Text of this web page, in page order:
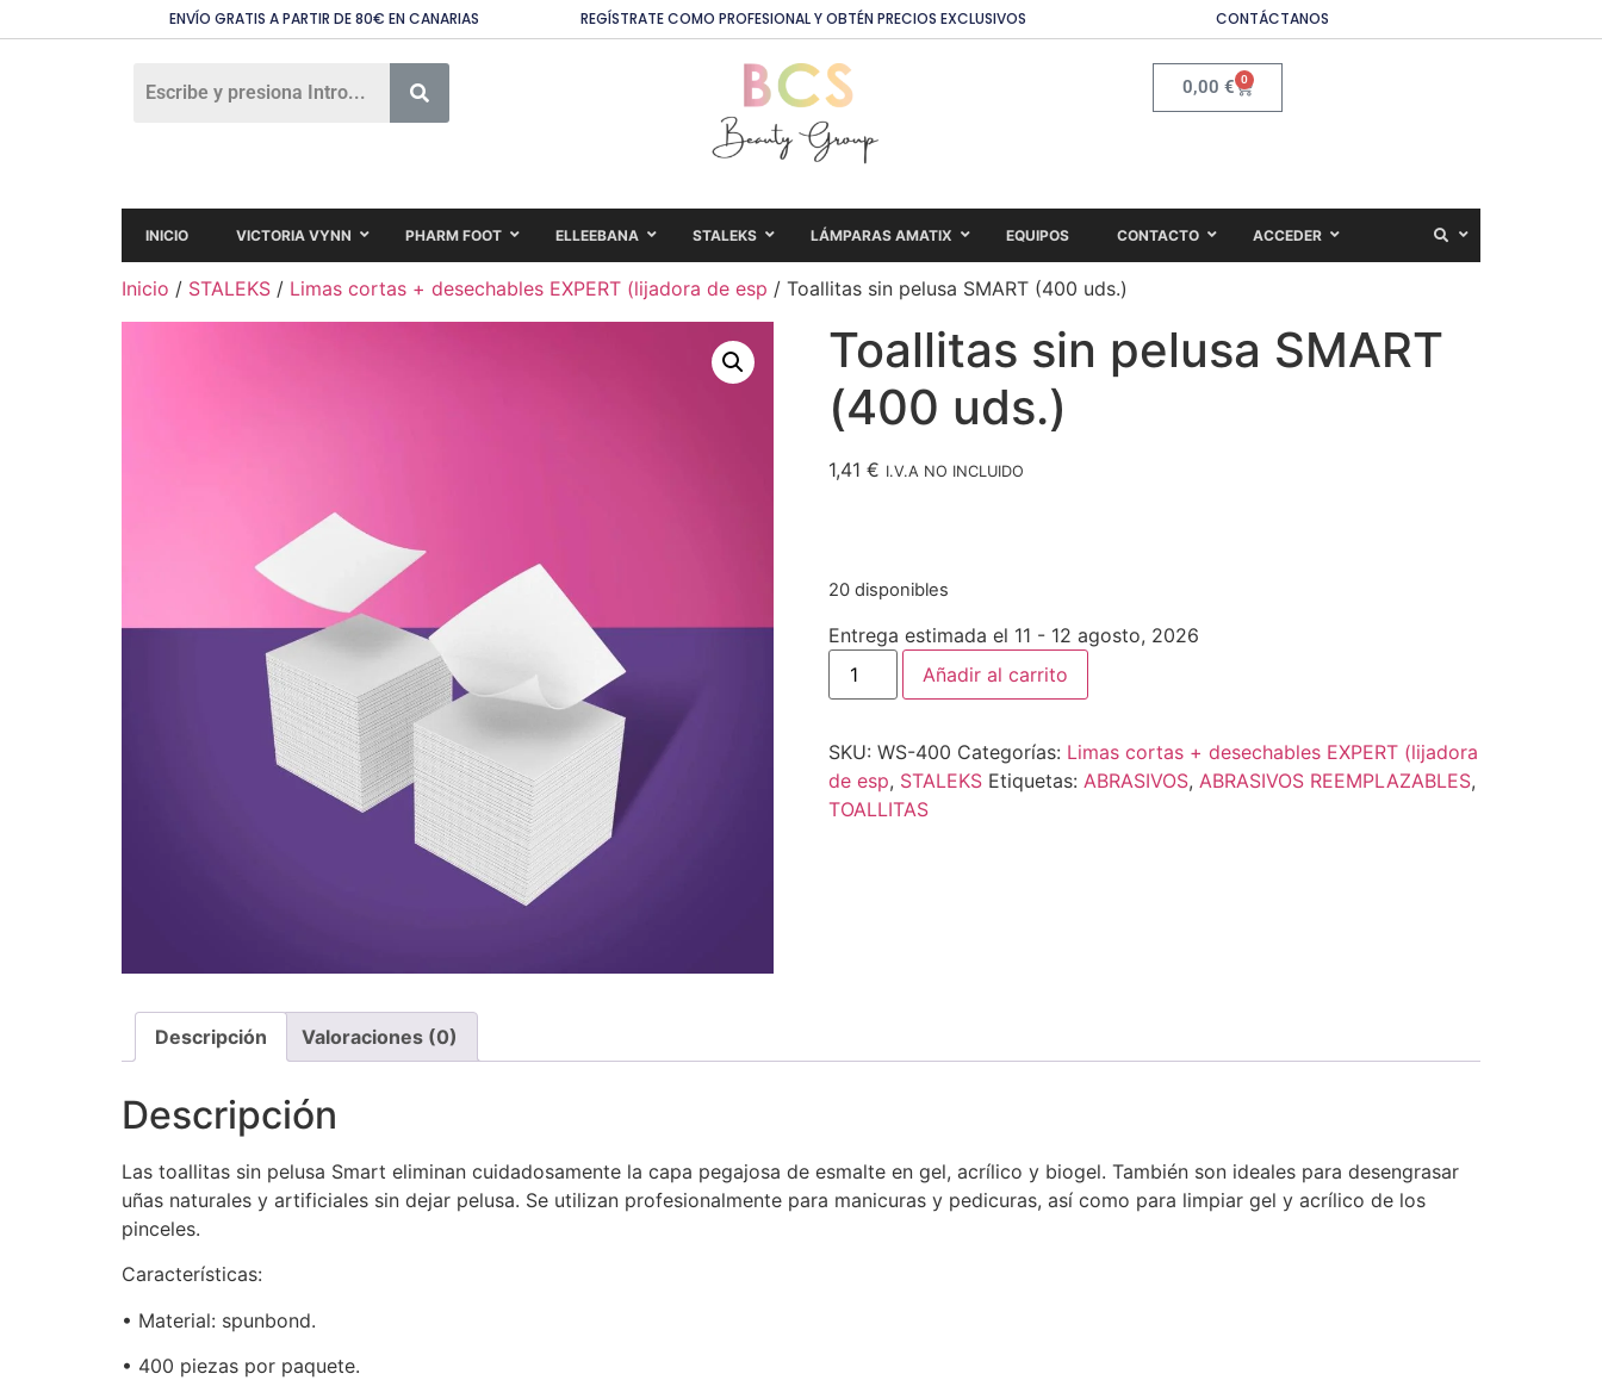
ENVÍO GRATIS A PARTIR DE 80€ EN CANARIAS REGÍSTRATE COMO PROFESIONAL Y OBTÉN PRECIOS EXCLUSIVOS CONTÁCTANOS
0,00 € 0
INICIO VICTORIA VYNN PHARM FOOT ELLEEBANA STALEKS LÁMPARAS AMATIX EQUIPOS CONTACTO ACCEDER
Inicio / STALEKS / Limas cortas + desechables EXPERT (lijadora de esp / Toallitas sin pelusa SMART (400 uds.)
Toallitas sin pelusa SMART
(400 uds.)
1,41 € I.V.A NO INCLUIDO
20 disponibles
Entrega estimada el 11 - 12 agosto, 2026
Añadir al carrito
SKU: WS-400 Categorías: Limas cortas + desechables EXPERT (lijadora
de esp, STALEKS Etiquetas: ABRASIVOS, ABRASIVOS REEMPLAZABLES,
TOALLITAS
Descripción Valoraciones (0)
Descripción
Las toallitas sin pelusa Smart eliminan cuidadosamente la capa pegajosa de esmalte en gel, acrílico y biogel. También son ideales para desengrasar
uñas naturales y artificiales sin dejar pelusa. Se utilizan profesionalmente para manicuras y pedicuras, así como para limpiar gel y acrílico de los
pinceles.
Características:
• Material: spunbond.
• 400 piezas por paquete.